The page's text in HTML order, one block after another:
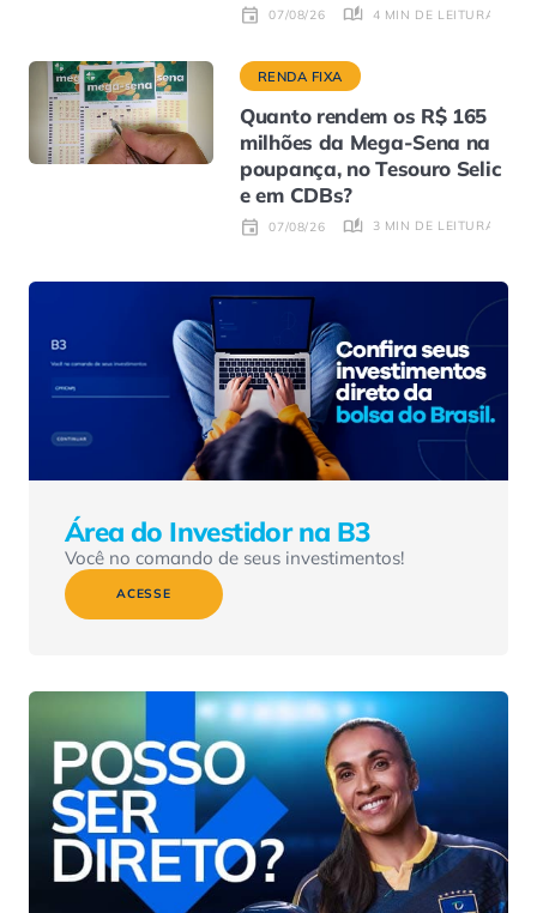
07/08/26 4 MIN DE LEITURA
RENDA FIXA
Quanto rendem os R$ 165
milhões da Mega-Sena na
poupança, no Tesouro Selic
e em CDBs?
07/08/26 3 MIN DE LEITURA
Área do Investidor na B3
Você no comando de seus investimentos!
ACESSE